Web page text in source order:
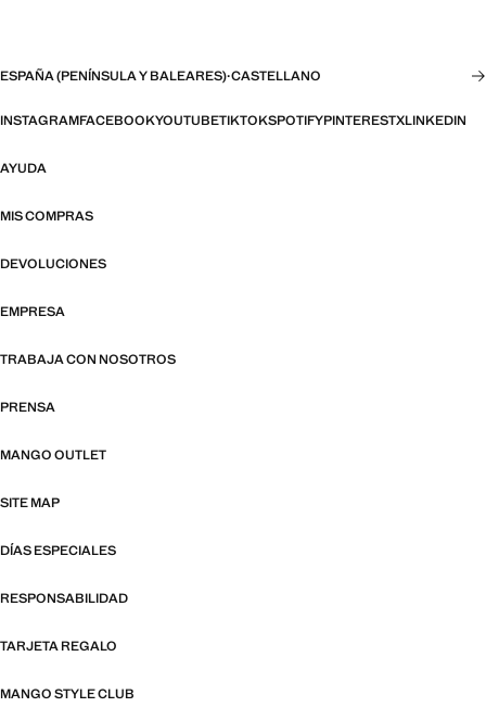
ESPAÑA (PENÍNSULA Y BALEARES)·CASTELLANO
INSTAGRAMFACEBOOKYOUTUBETIKTOKSPOTIFYPINTERESTXLINKEDIN
AYUDA
MIS COMPRAS
DEVOLUCIONES
EMPRESA
TRABAJA CON NOSOTROS
PRENSA
MANGO OUTLET
SITE MAP
DÍAS ESPECIALES
RESPONSABILIDAD
TARJETA REGALO
MANGO STYLE CLUB